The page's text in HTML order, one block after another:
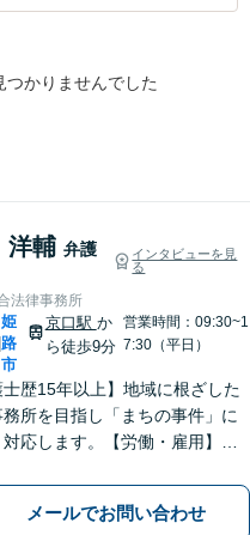
かりませんでした
洋輔 弁護
インタビューを見
る
法律事務所
姫
路
市
京口駅 か
ら徒歩9分
営業時間：09:30~1
7:30（平日）
士歴15年以上】地域に根ざした
所を目指し「まちの事件」に
応します。【労働・雇用】残
？正しい知識で正当な権利を主
す。【相続・遺言】遺言書作成
メールでお問い合わせ